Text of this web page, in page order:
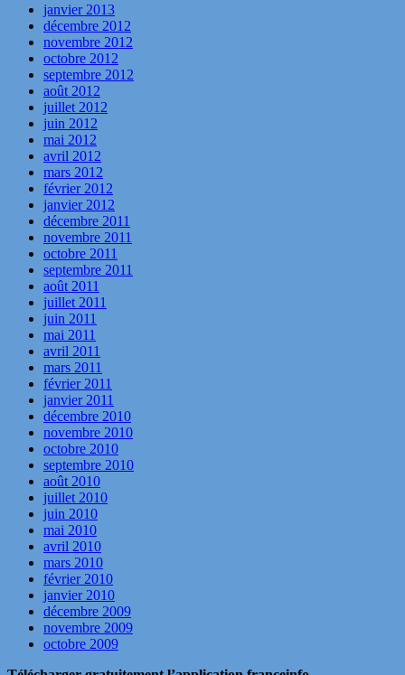
janvier 2013
décembre 2012
novembre 2012
octobre 2012
septembre 2012
août 2012
juillet 2012
juin 2012
mai 2012
avril 2012
mars 2012
février 2012
janvier 2012
décembre 2011
novembre 2011
octobre 2011
septembre 2011
août 2011
juillet 2011
juin 2011
mai 2011
avril 2011
mars 2011
février 2011
janvier 2011
décembre 2010
novembre 2010
octobre 2010
septembre 2010
août 2010
juillet 2010
juin 2010
mai 2010
avril 2010
mars 2010
février 2010
janvier 2010
décembre 2009
novembre 2009
octobre 2009